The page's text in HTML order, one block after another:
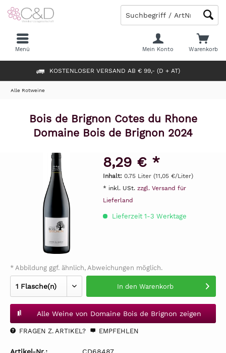
KOSTENLOSER VERSAND AB € 99,- (D + AT)
Warenkorb
Mein Konto
Menü
Alle Rotweine
Bois de Brignon Cotes du Rhone
Domaine Bois de Brignon 2024
8,29 € *
Inhalt: 0.75 Liter (11,05 €/Liter)
* inkl. USt. zzgl. Versand für
Lieferland
Lieferzeit 1-3 Werktage
* Abbildung ggf. ähnlich, Abweichungen möglich.
In den Warenkorb
Alle Weine von Domaine Bois de Brignon zeigen
FRAGEN Z. ARTIKEL? EMPFEHLEN